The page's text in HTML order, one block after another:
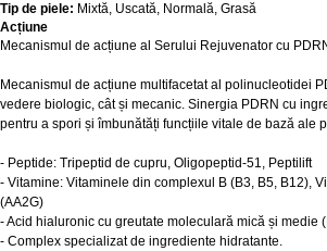
Tip de piele: Mixtă, Uscată, Normală, Grasă
Acțiune
Mecanismul de acțiune al Serului Rejuvenator cu
Mecanismul de acțiune multifacetat al polinucleotidei
vedere biologic, cât și mecanic. Sinergia PDRN cu
pentru a spori și îmbunătăți funcțiile vitale de bază ale
- Peptide: Tripeptid de cupru, Oligopeptid-51, Peptilift
- Vitamine: Vitaminele din complexul B (B3, B5, B12),
(AA2G)
- Acid hialuronic cu greutate moleculară mică și medie
- Complex specializat de ingrediente hidratante.